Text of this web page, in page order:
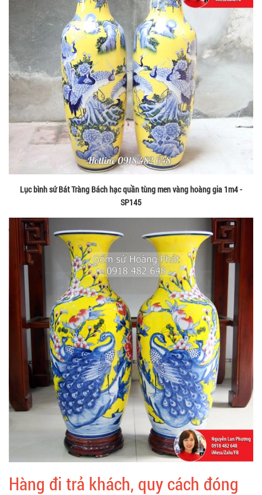
Lục bình sứ Bát Tràng Bách hạc quần tùng men vàng hoàng gia 1m4 -
SP145
Hàng đi trả khách, quy cách đóng